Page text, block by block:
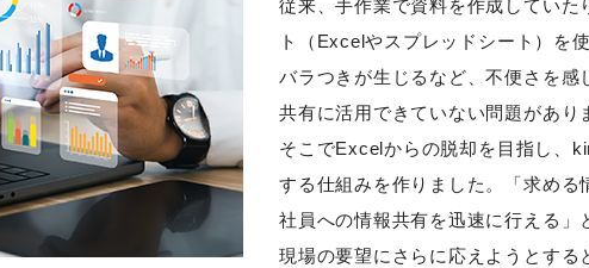
従来、手作業で資料を作成していた
ト（Excelやスプレッドシート）を
バラつきが生じるなど、不便さを感
共有に活用できていない問題があり
そこでExcelからの脱却を目指し、
する仕組みを作りました。「求める
社員への情報共有を迅速に行える」
現場の要望にさらに応えようとす